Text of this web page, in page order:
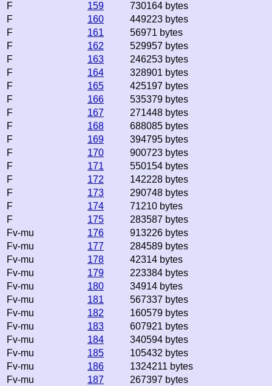
F
159
730164 bytes
F
160
449223 bytes
F
161
56971 bytes
F
162
529957 bytes
F
163
246253 bytes
F
164
328901 bytes
F
165
425197 bytes
F
166
535379 bytes
F
167
271448 bytes
F
168
688085 bytes
F
169
394795 bytes
F
170
900723 bytes
F
171
550154 bytes
F
172
142228 bytes
F
173
290748 bytes
F
174
71210 bytes
F
175
283587 bytes
Fv-mu
176
913226 bytes
Fv-mu
177
284589 bytes
Fv-mu
178
42314 bytes
Fv-mu
179
223384 bytes
Fv-mu
180
34914 bytes
Fv-mu
181
567337 bytes
Fv-mu
182
160579 bytes
Fv-mu
183
607921 bytes
Fv-mu
184
340594 bytes
Fv-mu
185
105432 bytes
Fv-mu
186
1324211 bytes
Fv-mu
187
267397 bytes